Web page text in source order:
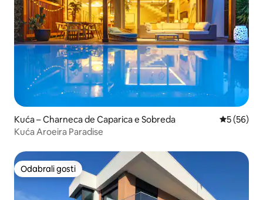
Kuća – Charneca de Caparica e Sobreda Prosječna
5 (56)
Kuća Aroeira Paradise
Odabrali gosti
Odabrali gosti